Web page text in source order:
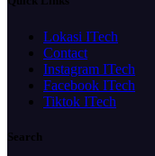
Lokasi ITech
Contact
Instagram ITech
Facebook ITech
Tiktok ITech
Search